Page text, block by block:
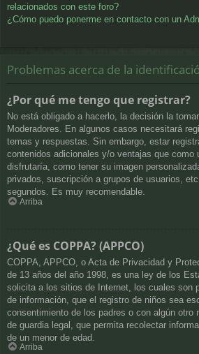
relacionados con este foro?
¿Cómo puedo ponerme en contacto con un
Problemas acerca de la
¿Por qué me tengo que registrar?
No está obligado a hacerlo, la decisión la
Moderadores. En algunos casos necesitará
temas y respuestas. Sin embargo, estar
contenidos adicionales y/o ventajas que como
disfrutaría, como tener su imagen
privados, suscripción a grupos de usuarios,
segundos. Es muy recomendable.
Arriba
¿Qué es COPPA? (APPCO)
COPPA, APPCO, o Acta de Privacidad y
de 13 años del año 1998, es una ley de los
solicita a los sitios de Internet, los cuales son
de información, que el registro de niños sea
consentimiento de los padres o con algún otro
de guardia legal, que permita recolectar
de un menor de edad.
Arriba